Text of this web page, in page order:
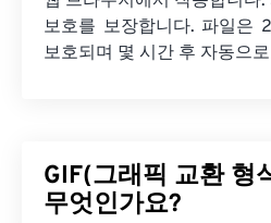
보호를 보장합니다. 파일은
보호되며 몇 시간 후 자동으
GIF(그래픽 교환 형
무엇인가요?